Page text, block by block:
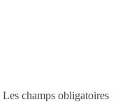
Les champs obligatoires